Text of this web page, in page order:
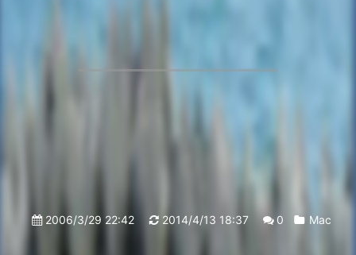
2006/3/29 22:42 2014/4/13 18:37 0 Mac